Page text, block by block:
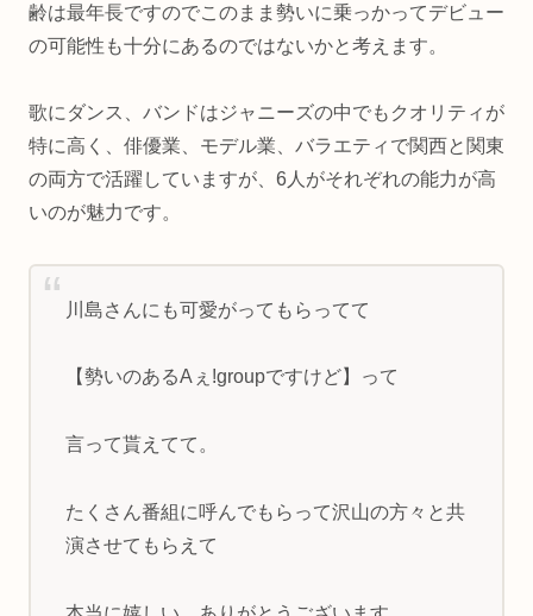
齢は最年長ですのでこのまま勢いに乗っかってデビュー
の可能性も十分にあるのではないかと考えます。
歌にダンス、バンドはジャニーズの中でもクオリティが
特に高く、俳優業、モデル業、バラエティで関西と関東
の両方で活躍していますが、6人がそれぞれの能力が高
いのが魅力です。
川島さんにも可愛がってもらってて
【勢いのあるAぇ!groupですけど】って
言って貰えてて。
たくさん番組に呼んでもらって沢山の方々と共
演させてもらえて